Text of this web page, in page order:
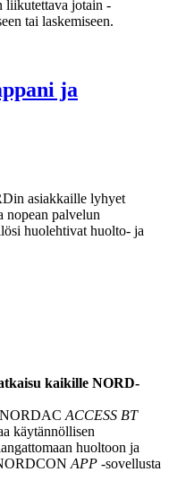
liikutettava jotain -
tai laskemiseen.
ja
asiakkaille lyhyet
nopean palvelun
huolehtivat huolto- ja
kaikille NORD-
ACCESS BT
käytännöllisen
huoltoon ja
APP -sovellusta